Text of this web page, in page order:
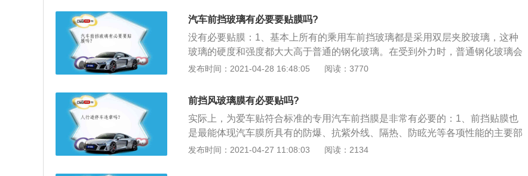
开，以免污物进入；3、1到2周内不要将吸盘式物品吸附在车膜上；4、膜面气
泡、移位、视线模糊需要及时处理，以免影响行车安全。
汽车前挡玻璃有必要要贴膜吗?
没有必要贴膜：1、基本上所有的乘用车前挡玻璃都是采用双层夹胶玻璃，这种
玻璃的硬度和强度都大大高于普通的钢化玻璃。在受到外力时，普通钢化玻璃会
碎成散落的颗粒状碎渣，在没有贴膜的状态下，这些碎渣会伤到乘客。而双层夹
通常自身就有优秀的隔绝紫外线能力，以及良好隔热能力，贴膜虽然也有阻隔紫
外线和红外线的能力，但也只是轻微的提升；3、国家规定车辆挡风玻璃透光率
指标是不小于70%，目前质量较好的膜虽然号称也能达到这个标准，但对视线也
是有一定衰减的，没有不贴膜时的通透感。
发布时间：2021-04-28 16:48:05 阅读：3770
前挡风玻璃膜有必要贴吗?
实际上，为爱车贴符合标准的专用汽车前挡膜是非常有必要的：1、前挡贴膜也
是最能体现汽车膜所具有的防爆、抗紫外线、隔热、防眩光等各项性能的主要部
位；2、众所周知，开车是一项高风险工作，意外随时可能发生。在行驶过程中
发布时间：2021-04-27 11:08:03 阅读：2134